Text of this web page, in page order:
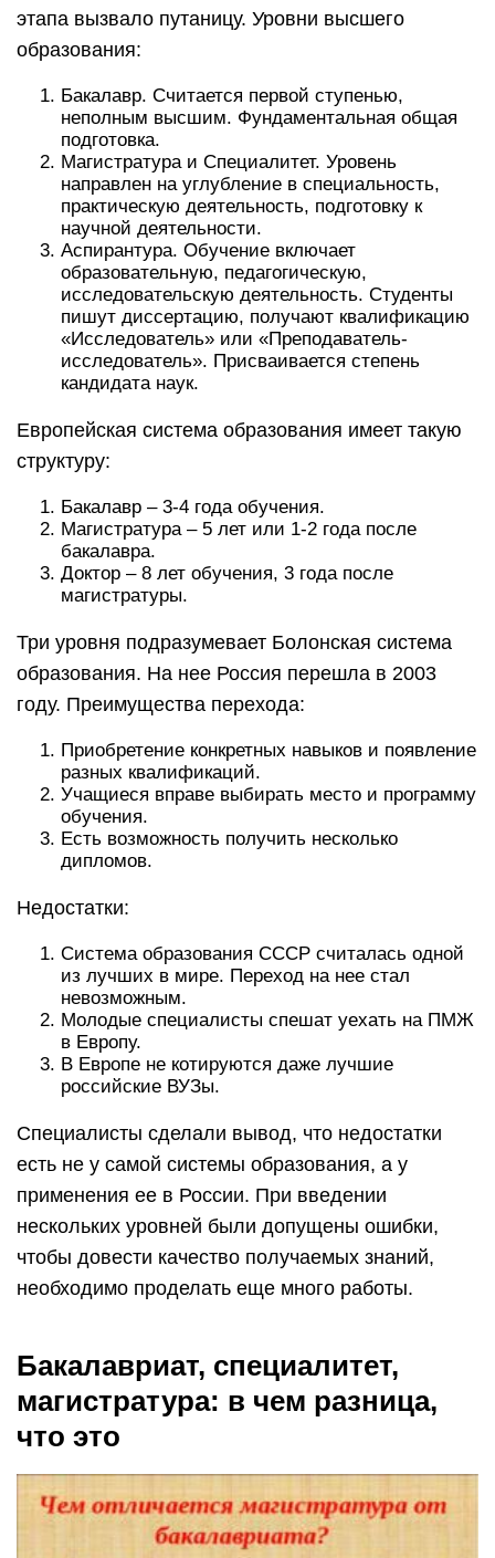
этапа вызвало путаницу. Уровни высшего
образования:
Бакалавр. Считается первой ступенью,
неполным высшим. Фундаментальная общая
подготовка.
Магистратура и Специалитет. Уровень
направлен на углубление в специальность,
практическую деятельность, подготовку к
научной деятельности.
Аспирантура. Обучение включает
образовательную, педагогическую,
исследовательскую деятельность. Студенты
пишут диссертацию, получают квалификацию
«Исследователь» или «Преподаватель-
исследователь». Присваивается степень
кандидата наук.
Европейская система образования имеет такую
структуру:
Бакалавр – 3-4 года обучения.
Магистратура – 5 лет или 1-2 года после
бакалавра.
Доктор – 8 лет обучения, 3 года после
магистратуры.
Три уровня подразумевает Болонская система
образования. На нее Россия перешла в 2003
году. Преимущества перехода:
Приобретение конкретных навыков и появление
разных квалификаций.
Учащиеся вправе выбирать место и программу
обучения.
Есть возможность получить несколько
дипломов.
Недостатки:
Система образования СССР считалась одной
из лучших в мире. Переход на нее стал
невозможным.
Молодые специалисты спешат уехать на ПМЖ
в Европу.
В Европе не котируются даже лучшие
российские ВУЗы.
Специалисты сделали вывод, что недостатки
есть не у самой системы образования, а у
применения ее в России. При введении
нескольких уровней были допущены ошибки,
чтобы довести качество получаемых знаний,
необходимо проделать еще много работы.
Бакалавриат, специалитет,
магистратура: в чем разница,
что это